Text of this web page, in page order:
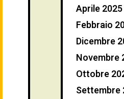
Aprile 2025
Febbraio
Dicembre
Novembre
Ottobre
Settembre